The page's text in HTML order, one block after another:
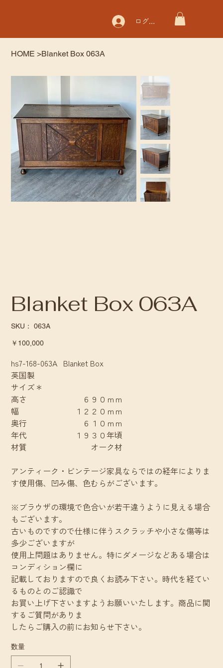
ログイン
HOME >Blanket Box 063A
Blanket Box 063A
SKU：
SKU：
063A
価
￥100,000
hs7-168-063A Blanket Box
英国製
サイズ＊
高さ ６９０ｍｍ
幅 １２２０ｍｍ
奥行 ６１０ｍｍ
年代 １９３０年頃
材質 オーク材
アンティーク・ビンテージ家具ならではの経年によりま
す使用傷、凹み傷、色むらがございます。
※ブラウザの環境で色合いが若干違うように見える場合
もございます。
古いものですので仕様に伴うスクラッチや小さな傷等は
多少ございますが
使用上問題はありません。特にダメージなどある場合は
コンディション欄に
記載しておりますので良くお読み下さい。時代を経てい
るものとのご認識で
お買い上げ下さいますようお願いいたします。商品に関
するご質問がありま
したらご購入の前にお知らせ下さい。
数量